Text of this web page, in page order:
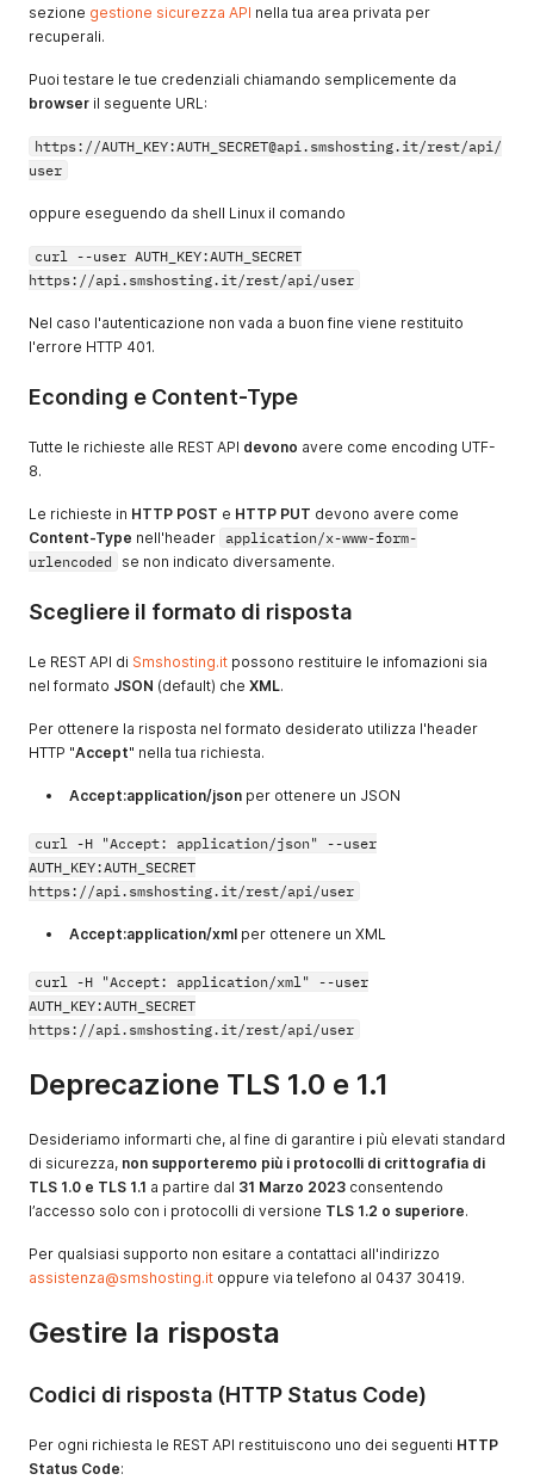
sezione gestione sicurezza API nella tua area privata per
recuperali.
Puoi testare le tue credenziali chiamando semplicemente da
browser il seguente URL:
https://AUTH_KEY:AUTH_SECRET@api.smshosting.it/rest/api/
user
oppure eseguendo da shell Linux il comando
curl --user AUTH_KEY:AUTH_SECRET
https://api.smshosting.it/rest/api/user
Nel caso l'autenticazione non vada a buon fine viene restituito
l'errore HTTP 401.
Econding e Content-Type
Tutte le richieste alle REST API devono avere come encoding UTF-
8.
Le richieste in HTTP POST e HTTP PUT devono avere come
Content-Type nell'header application/x-www-form-
urlencoded
se non indicato diversamente.
Scegliere il formato di risposta
Le REST API di Smshosting.it possono restituire le infomazioni sia
nel formato JSON (default) che XML.
Per ottenere la risposta nel formato desiderato utilizza l'header
HTTP "Accept" nella tua richiesta.
Accept:application/json per ottenere un JSON
curl -H "Accept: application/json" --user
AUTH_KEY:AUTH_SECRET
https://api.smshosting.it/rest/api/user
Accept:application/xml per ottenere un XML
curl -H "Accept: application/xml" --user
AUTH_KEY:AUTH_SECRET
https://api.smshosting.it/rest/api/user
Deprecazione TLS 1.0 e 1.1
Desideriamo informarti che, al fine di garantire i più elevati standard
di sicurezza, non supporteremo più i protocolli di crittografia di
TLS 1.0 e TLS 1.1 a partire dal 31 Marzo 2023 consentendo
l’accesso solo con i protocolli di versione TLS 1.2 o superiore.
Per qualsiasi supporto non esitare a contattaci all'indirizzo
assistenza@smshosting.it oppure via telefono al 0437 30419.
Gestire la risposta
Codici di risposta (HTTP Status Code)
Per ogni richiesta le REST API restituiscono uno dei seguenti HTTP
Status Code: